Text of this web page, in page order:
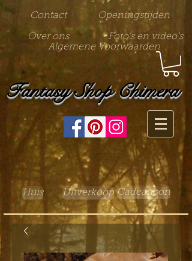
Contact Openingstijden
Over ons
Foto's en video's
Algemene Voorwaarden
Fantasy Shop Chimera
Huis Uitverkoop Cadeaubon